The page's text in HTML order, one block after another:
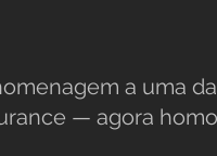
a uma
— agora